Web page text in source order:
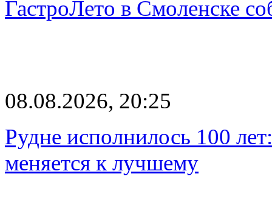
ГастроЛето в Смоленске
08.08.2026, 20:25
Рудне исполнилось 100
меняется к лучшему